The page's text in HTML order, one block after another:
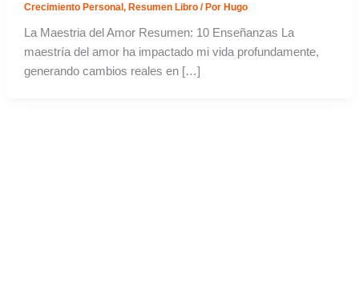
Crecimiento Personal, Resumen Libro/ Por Hugo
La Maestria del Amor Resumen: 10 Enseñanzas La
maestría del amor ha impactado mi vida profundamente,
generando cambios reales en […]